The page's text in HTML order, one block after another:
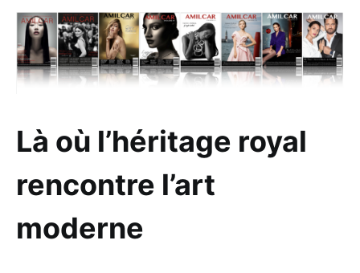
Là où l’héritage royal
rencontre l’art
moderne